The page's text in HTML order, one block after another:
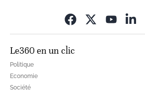
Le360 en un clic
Politique
Economie
Société